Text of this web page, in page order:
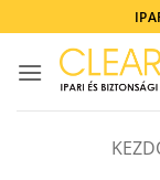
to
content